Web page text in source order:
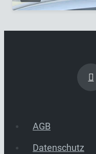
AGB
Datenschutz